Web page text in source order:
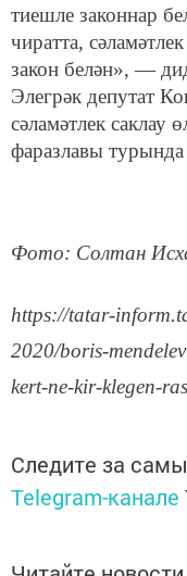
тиешле законнар
чиратта,
закон белән», —
Элегрәк депутат
сәламәтлек саклау
фаразлавы турында
Фото: Солтан
https://tatar-
2020/boris-
kert-ne-kir-klegen-
Следите за
Telegram-канале